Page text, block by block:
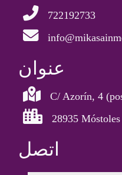
722192733
عنوان
C/ Azorín, 4
28935 Móstoles
اتصل